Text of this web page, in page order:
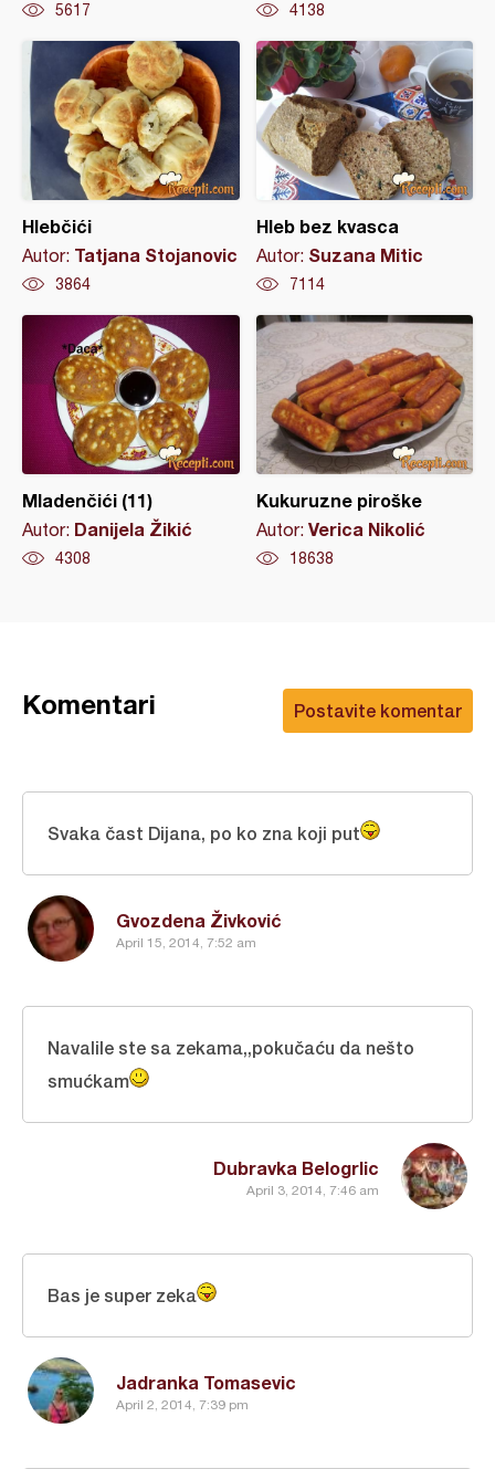
5617 4138
Hlebčići
Autor: Tatjana Stojanovic
3864
Hleb bez kvasca
Autor: Suzana Mitic
7114
Mladenčići (11)
Autor: Danijela Žikić
4308
Kukuruzne piroške
Autor: Verica Nikolić
18638
Postavite komentar
Komentari
Gvozdena Živković
April 15, 2014, 7:52 am
Svaka čast Dijana, po ko zna koji put
Dubravka Belogrlic
April 3, 2014, 7:46 am
Navalile ste sa zekama,,pokučaću da nešto
smućkam
Jadranka Tomasevic
April 2, 2014, 7:39 pm
Bas je super zeka